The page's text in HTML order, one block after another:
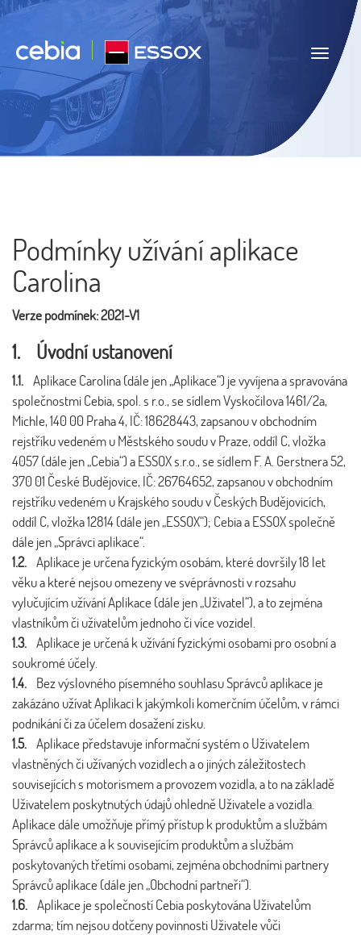
Navigace
Podmínky užívání aplikace
Carolina
Verze podmínek: 2021-V1
1. Úvodní ustanovení
1.1. Aplikace Carolina (dále jen „Aplikace“) je vyvíjena a spravována
společnostmi Cebia, spol. s r.o., se sídlem Vyskočilova 1461/2a,
Michle, 140 00 Praha 4, IČ: 18628443, zapsanou v obchodním
rejstříku vedeném u Městského soudu v Praze, oddíl C, vložka
4057 (dále jen „Cebia“) a ESSOX s.r.o., se sídlem F. A. Gerstnera 52,
370 01 České Budějovice, IČ: 26764652, zapsanou v obchodním
rejstříku vedeném u Krajského soudu v Českých Budějovicích,
oddíl C, vložka 12814 (dále jen „ESSOX“); Cebia a ESSOX společně
dále jen „Správci aplikace“.
1.2. Aplikace je určena fyzickým osobám, které dovršily 18 let
věku a které nejsou omezeny ve svéprávnosti v rozsahu
vylučujícím užívání Aplikace (dále jen „Uživatel“), a to zejména
vlastníkům či uživatelům jednoho či více vozidel.
1.3. Aplikace je určená k užívání fyzickými osobami pro osobní a
soukromé účely.
1.4. Bez výslovného písemného souhlasu Správců aplikace je
zakázáno užívat Aplikaci k jakýmkoli komerčním účelům, v rámci
podnikání či za účelem dosažení zisku.
1.5. Aplikace představuje informační systém o Uživatelem
vlastněných či užívaných vozidlech a o jiných záležitostech
souvisejících s motorismem a provozem vozidla, a to na základě
Uživatelem poskytnutých údajů ohledně Uživatele a vozidla.
Aplikace dále umožňuje přímý přístup k produktům a službám
Správců aplikace a k souvisejícím produktům a službám
poskytovaných třetími osobami, zejména obchodními partnery
Správců aplikace (dále jen „Obchodní partneři“).
1.6. Aplikace je společností Cebia poskytována Uživatelům
zdarma; tím nejsou dotčeny povinnosti Uživatele vůči